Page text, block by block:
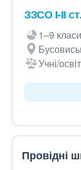
ЗЗСО І-ІІ ст.
1–9 класи
Учні/
Провідні